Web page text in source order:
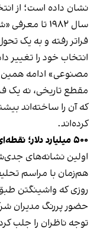
نشان داده است؛ از
فراتر رفته و به یک
انتخاب خود را
مصنوعی» ادامه همین
مقطع تاریخی، نه یک
که آن را ساخته‌اند
کرده‌اند.
۵۰۰ میلیارد دلار؛ نقطه‌ای که رقابت علنی شد
اولین نشانه‌های
هم‌زمان با مراسم
روزی که واشینگتن
حضور پررنگ مدیران
توجه ناظران را جلب